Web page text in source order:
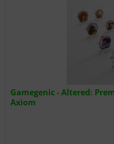
Gamegenic - Altered:
Axiom